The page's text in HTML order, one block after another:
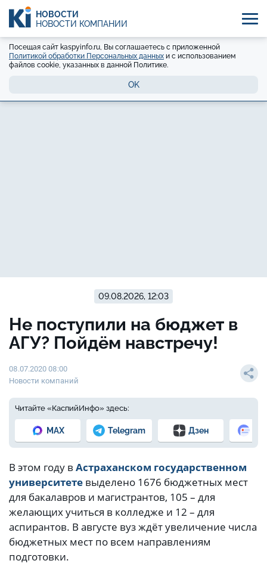
НОВОСТИ
НОВОСТИ КОМПАНИЙ
Посещая сайт kaspyinfo.ru, Вы соглашаетесь с приложенной
Политикой обработки Персональных данных и с использованием
файлов cookie, указанных в данной Политике.
OK
09.08.2026, 12:03
Не поступили на бюджет в
АГУ? Пойдём навстречу!
08.07.2020 08:00
Новости компаний
Читайте «КаспийИнфо» здесь:
MAX Telegram Дзен
В этом году в Астраханском государственном
университете выделено 1676 бюджетных мест
для бакалавров и магистрантов, 105 – для
желающих учиться в колледже и 12 – для
аспирантов. В августе вуз ждёт увеличение числа
бюджетных мест по всем направлениям
подготовки.